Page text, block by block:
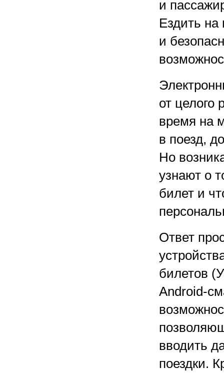
и
Ездить на
и
от целого
время на
в поезд,
Но
узнают о
билет и
Ответ
билетов
Android-
вводить
поездки.